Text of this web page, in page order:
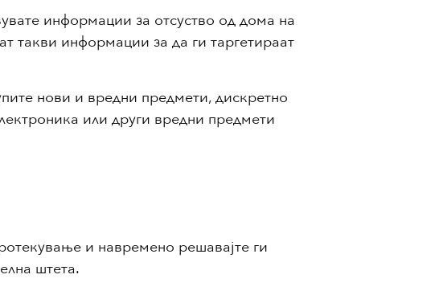
информации за отсуство од дома на
такви информации за да ги таргетираат
нови и вредни предмети, дискретно
или други вредни предмети
и навремено решавајте ги
штета.